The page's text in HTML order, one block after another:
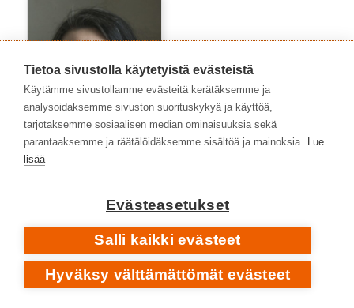
Azra Arnautović
Tietoa sivustolla käytetyistä evästeistä
Käytämme sivustollamme evästeitä kerätäksemme ja
analysoidaksemme sivuston suorituskykyä ja käyttöä,
tarjotaksemme sosiaalisen median ominaisuuksia sekä
parantaaksemme ja räätälöidäksemme sisältöä ja mainoksia. Lue
lisää
Evästeasetukset
Salli kaikki evästeet
Hyväksy välttämättömät evästeet